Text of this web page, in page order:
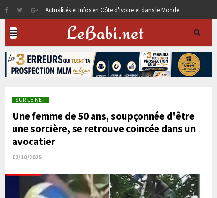
Actualités et Infos en Côte d'Ivoire et dans le Monde
SUR LE NET
Une femme de 50 ans, soupçonnée d'être
une sorcière, se retrouve coincée dans un
avocatier
02/10/2025